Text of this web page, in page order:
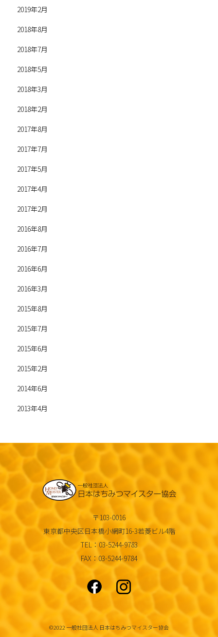
2019年2月
2018年8月
2018年7月
2018年5月
2018年3月
2018年2月
2017年8月
2017年7月
2017年5月
2017年4月
2017年2月
2016年8月
2016年7月
2016年6月
2016年3月
2015年8月
2015年7月
2015年6月
2015年2月
2014年6月
2013年4月
〒103-0016
東京都中央区日本橋小網町16-3若菱ビル4階
TEL：03-5244-9783
FAX：03-5244-9784
©2022 一般社団法人 日本はちみつマイスター協会